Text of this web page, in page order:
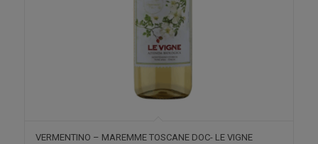
VERMENTINO – MAREMME TOSCANE DOC- LE VIGNE